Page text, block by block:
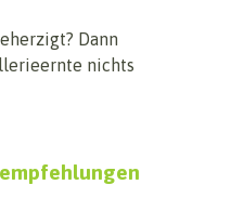
Dann
nichts